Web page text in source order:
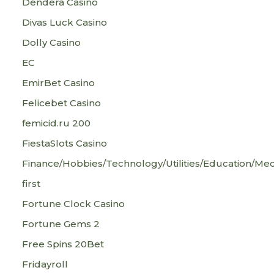
Divas Luck Casino
Dolly Casino
EC
EmirBet Casino
Felicebet Casino
femicid.ru 200
FiestaSlots Casino
Finance/Hobbies/Technology/Utilities/Education/
first
Fortune Clock Casino
Fortune Gems 2
Free Spins 20Bet
Fridayroll